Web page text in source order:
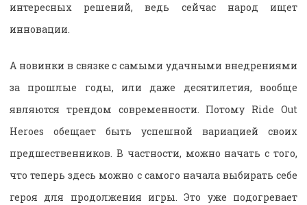
интересных решений, ведь сейчас народ ищет
инновации.
А новинки в связке с самыми удачными внедрениями
за прошлые годы, или даже десятилетия, вообще
являются трендом современности. Потому Ride Out
Heroes обещает быть успешной вариацией своих
предшественников. В частности, можно начать с того,
что теперь здесь можно с самого начала выбирать себе
героя для продолжения игры. Это уже подогревает